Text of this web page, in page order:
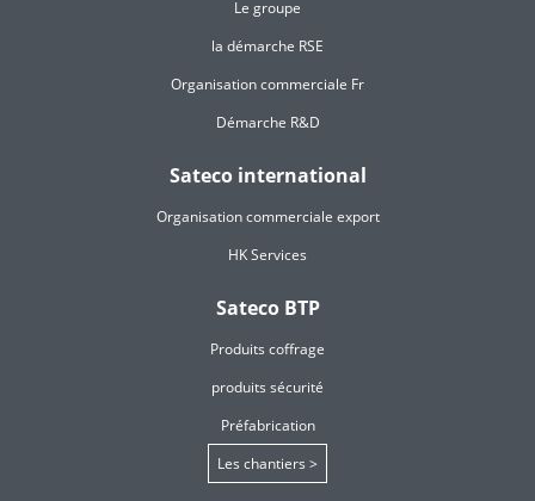
Le groupe
la démarche RSE
Organisation commerciale Fr
Démarche R&D
Sateco international
Organisation commerciale export
HK Services
Sateco BTP
Produits coffrage
produits sécurité
Préfabrication
Les chantiers >